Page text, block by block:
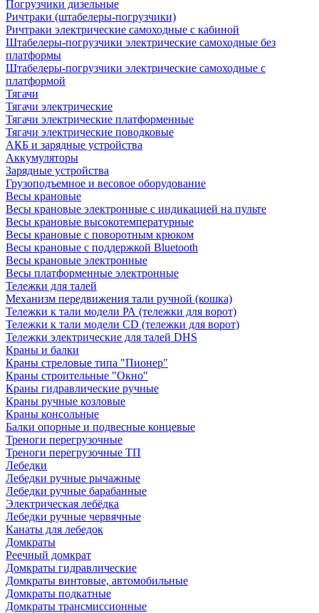
Погрузчики дизельные
Ричтраки (штабелеры-погрузчики)
Ричтраки электрические самоходные с кабиной
Штабелеры-погрузчики электрические самоходные без
платформы
Штабелеры-погрузчики электрические самоходные с
платформой
Тягачи
Тягачи электрические
Тягачи электрические платформенные
Тягачи электрические поводковые
АКБ и зарядные устройства
Аккумуляторы
Зарядные устройства
Грузоподъемное и весовое оборудование
Весы крановые
Весы крановые электронные с индикацией на пульте
Весы крановые высокотемпературные
Весы крановые с поворотным крюком
Весы крановые с поддержкой Bluetooth
Весы крановые электронные
Весы платформенные электронные
Тележки для талей
Механизм передвижения тали ручной (кошка)
Тележки к тали модели РА (тележки для ворот)
Тележки к тали модели CD (тележки для ворот)
Тележки электрические для талей DHS
Краны и балки
Краны стреловые типа "Пионер"
Краны строительные "Окно"
Краны гидравлические ручные
Краны ручные козловые
Краны консольные
Балки опорные и подвесные концевые
Треноги перегрузочные
Треноги перегрузочные ТП
Лебедки
Лебедки ручные рычажные
Лебедки ручные барабанные
Электрическая лебёдка
Лебедки ручные червячные
Канаты для лебедок
Домкраты
Реечный домкрат
Домкраты гидравлические
Домкраты винтовые, автомобильные
Домкраты подкатные
Домкраты трансмиссионные